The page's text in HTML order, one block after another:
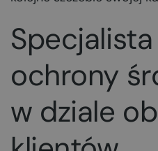
ochrony
w dziale